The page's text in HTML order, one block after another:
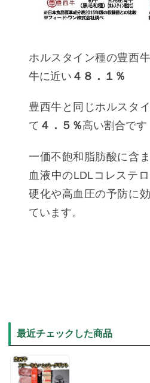
ホルスタイン種の豊西
牛に近い ４８．１％
豊西牛と同じホルスタ
て ４．５％高い割合です
一価不飽和脂肪酸に含
血液中のLDLコレステ
硬化や高血圧の予防に
ています。
最近チェックした商品